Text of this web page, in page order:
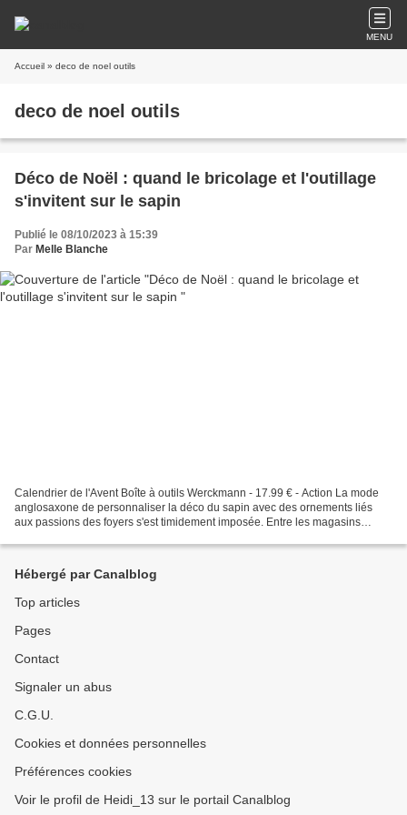
MENU
Accueil » deco de noel outils
deco de noel outils
Déco de Noël : quand le bricolage et l'outillage
s'invitent sur le sapin
Publié le 08/10/2023 à 15:39
Par Melle Blanche
Calendrier de l'Avent Boîte à outils Werckmann - 17.99 € - Action La mode
anglosaxone de personnaliser la déco du sapin avec des ornements liés
aux passions des foyers s'est timidement imposée. Entre les magasins
Hébergé par Canalblog
Top articles
Pages
Contact
Signaler un abus
C.G.U.
Cookies et données personnelles
Préférences cookies
Voir le profil de Heidi_13 sur le portail Canalblog